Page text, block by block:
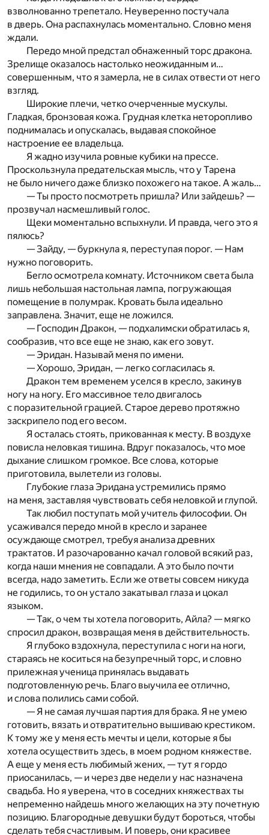
взволнованно трепетало. Неуверенно постучала
в дверь. Она распахнулась моментально. Словно меня
ждали.
Передо мной предстал обнаженный торс дракона.
Зрелище оказалось настолько неожиданным и…
совершенным, что я замерла, не в силах отвести от него
взгляд.
Широкие плечи, четко очерченные мускулы.
Гладкая, бронзовая кожа. Грудная клетка неторопливо
поднималась и опускалась, выдавая спокойное
настроение ее владельца.
Я жадно изучила ровные кубики на прессе.
Проскользнула предательская мысль, что у Тарена
не было ничего даже близко похожего на такое. А жаль…
— Ты просто посмотреть пришла? Или зайдешь? —
прозвучал насмешливый голос.
Щеки моментально вспыхнули. И правда, чего это я
пялюсь?
— Зайду, — буркнула я, переступая порог. — Нам
нужно поговорить.
Бегло осмотрела комнату. Источником света была
лишь небольшая настольная лампа, погружающая
помещение в полумрак. Кровать была идеально
заправлена. Значит, еще не ложился.
— Господин Дракон, — подхалимски обратилась я,
сообразив, что все еще не знаю, как его зовут.
— Эридан. Называй меня по имени.
— Хорошо, Эридан, — легко согласилась я.
Дракон тем временем уселся в кресло, закинув
ногу на ногу. Его массивное тело двигалось
с поразительной грацией. Старое дерево протяжно
заскрипело под его весом.
Я осталась стоять, прикованная к месту. В воздухе
повисла неловкая тишина. Вдруг показалось, что мое
дыхание слишком громкое. Все слова, которые
приготовила, вылетели из головы.
Глубокие глаза Эридана устремились прямо
на меня, заставляя чувствовать себя неловкой и глупой.
Так любил поступать мой учитель философии. Он
усаживался передо мной в кресло и заранее
осуждающе смотрел, требуя анализа древних
трактатов. И разочарованно качал головой всякий раз,
когда наши мнения не совпадали. А это было почти
всегда, надо заметить. Если же ответы совсем никуда
не годились, то он устало закатывал глаза и цокал
языком.
— Так, о чем ты хотела поговорить, Айла? — мягко
спросил дракон, возвращая меня в действительность.
Я глубоко вздохнула, переступила с ноги на ноги,
стараясь не коситься на безупречный торс, и словно
прилежная ученица принялась выдавать
подготовленную речь. Благо выучила ее отлично,
и слова полились сами собой.
— Я не самая лучшая партия для брака. Я не умею
готовить, вязать и отвратительно вышиваю крестиком.
К тому же у меня есть мечты и цели, которые я бы
хотела осуществить здесь, в моем родном княжестве.
А еще у меня есть любимый жених, — тут я гордо
приосанилась, — и через две недели у нас назначена
свадьба. Но я уверена, что в соседних княжествах ты
непременно найдешь много желающих на эту почетную
позицию. Благородные девушки будут бороться, чтобы
сделать тебя счастливым. И поверь, они красивее